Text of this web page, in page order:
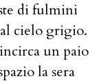
di fulmini
cielo grigio.
un paio
la sera